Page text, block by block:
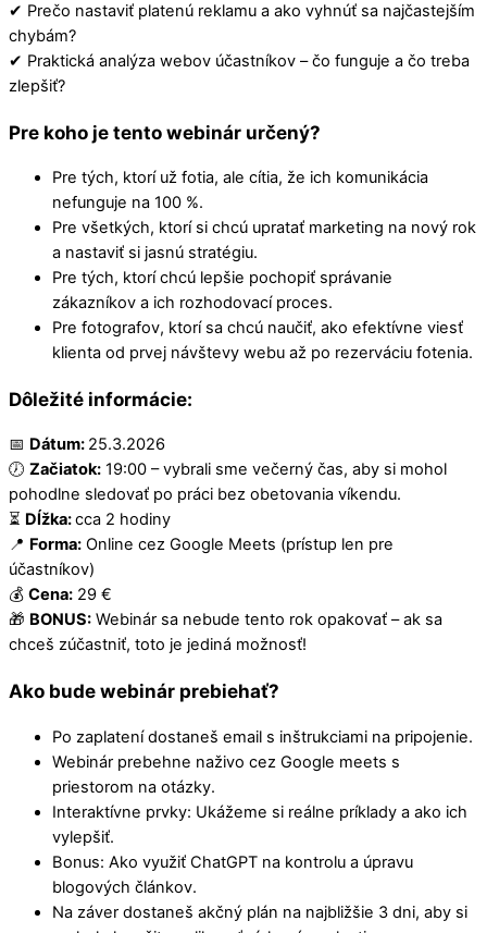
✔ Prečo nastaviť platenú reklamu a ako vyhnúť sa najčastejším
chybám?
✔ Praktická analýza webov účastníkov – čo funguje a čo treba
zlepšiť?
Pre koho je tento webinár určený?
Pre tých, ktorí už fotia, ale cítia, že ich komunikácia
nefunguje na 100 %.
Pre všetkých, ktorí si chcú upratať marketing na nový rok
a nastaviť si jasnú stratégiu.
Pre tých, ktorí chcú lepšie pochopiť správanie
zákazníkov a ich rozhodovací proces.
Pre fotografov, ktorí sa chcú naučiť, ako efektívne viesť
klienta od prvej návštevy webu až po rezerváciu fotenia.
Dôležité informácie:
📅 Dátum: 25.3.2026
🕖 Začiatok: 19:00 – vybrali sme večerný čas, aby si mohol
pohodlne sledovať po práci bez obetovania víkendu.
⏳ Dĺžka:cca 2 hodiny
📍 Forma: Online cez Google Meets (prístup len pre
účastníkov)
💰 Cena: 29 €
🎁 BONUS: Webinár sa nebude tento rok opakovať – ak sa
chceš zúčastniť, toto je jediná možnosť!
Ako bude webinár prebiehať?
Po zaplatení dostaneš email s inštrukciami na pripojenie.
Webinár prebehne naživo cez Google meets s
priestorom na otázky.
Interaktívne prvky: Ukážeme si reálne príklady a ako ich
vylepšiť.
Bonus: Ako využiť ChatGPT na kontrolu a úpravu
blogových článkov.
Na záver dostaneš akčný plán na najbližšie 3 dni, aby si